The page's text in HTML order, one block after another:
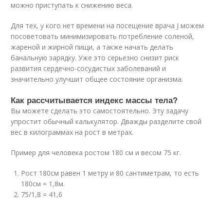
можно приступать к снижению веса.
Для тех, у кого нет времени на посещение врача J можем
посоветовать минимизировать потребление соленой,
жареной и жирной пищи, а также начать делать
банальную зарядку. Уже это серьезно снизит риск
развития сердечно-сосудистых заболеваний и
значительно улучшит общее состояние организма.
Как рассчитывается индекс массы тела?
Вы можете сделать это самостоятельно. Эту задачу
упростит обычный калькулятор. Дважды разделите свой
вес в килограммах на рост в метрах.
Пример для человека ростом 180 см и весом 75 кг.
Рост 180см равен 1 метру и 80 сантиметрам, то есть
180см = 1,8м.
75/1,8 = 41,6